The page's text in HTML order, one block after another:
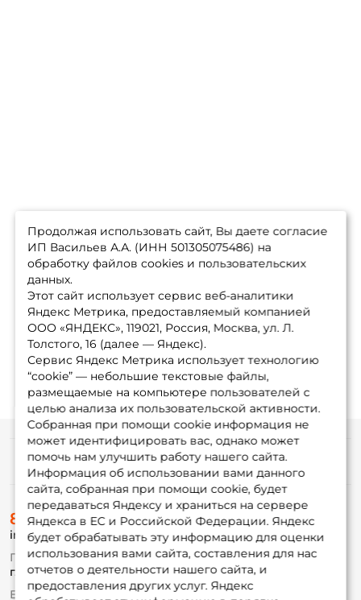
Продолжая использовать сайт, Вы даете согласие
ИП Васильев А.А. (ИНН 501305075486) на
обработку файлов cookies и пользовательских
данных.
Этот сайт использует сервис веб-аналитики
Яндекс Метрика, предоставляемый компанией
ООО «ЯНДЕКС», 119021, Россия, Москва, ул. Л.
Толстого, 16 (далее — Яндекс).
Сервис Яндекс Метрика использует технологию
“cookie” — небольшие текстовые файлы,
размещаемые на компьютере пользователей с
целью анализа их пользовательской активности.
Собранная при помощи cookie информация не
может идентифицировать вас, однако может
помочь нам улучшить работу нашего сайта.
Информация об использовании вами данного
сайта, собранная при помощи cookie, будет
передаваться Яндексу и храниться на сервере
Яндекса в ЕС и Российской Федерации. Яндекс
будет обрабатывать эту информацию для оценки
использования вами сайта, составления для нас
отчетов о деятельности нашего сайта, и
предоставления других услуг. Яндекс
Информация
О магазине
Доставка
Оплата
Fox-bonus
Гуру
8 (495) 532-77-88
info@foxfishing.ru
По вопросам с заказом
г. Москва, ул. Плеханова д.7
Ежедневно 10:00 до 20:00